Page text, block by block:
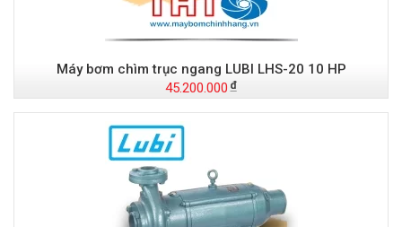
Máy bơm chìm trục ngang LUBI LHS-20 10 HP
45.200.000